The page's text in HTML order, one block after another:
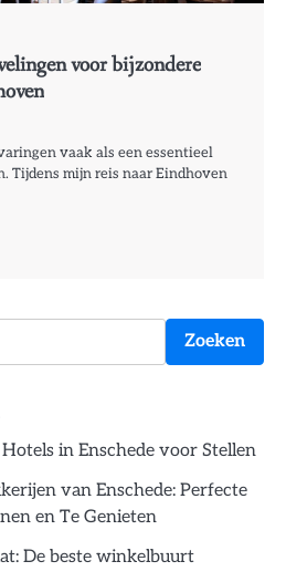
voor bijzondere
vaak als een essentieel
Tijdens mijn reis naar Eindhoven
Zoeken
in Enschede voor Stellen
van Enschede: Perfecte
en Te Genieten
De beste winkelbuurt